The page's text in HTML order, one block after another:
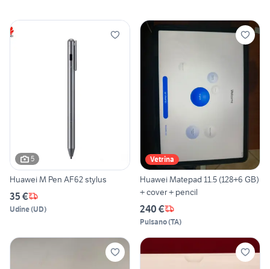
5
Huawei M Pen AF62 stylus
35 €
Udine(UD)
Vetrina
Huawei Matepad 11.5 (128+6 GB)
+ cover + pencil
240 €
Pulsano(TA)